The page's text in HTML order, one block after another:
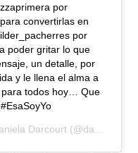
por
convertirlas en
por
poder gritar lo que
un detalle, por
y le llena el alma a
todos hoy… Que
Darcourt (@danieladarcourtoficial) el